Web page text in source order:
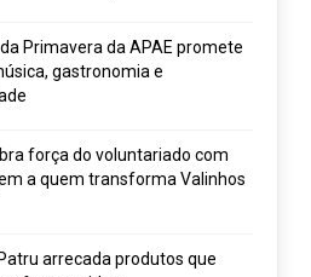
Primavera da APAE promete
gastronomia e
força do voluntariado com
a quem transforma Valinhos
arrecada produtos que